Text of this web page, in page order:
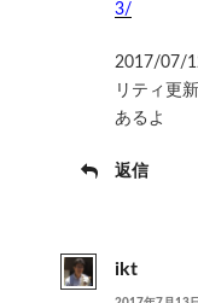
3/
2017/07/
リティ更
あるよ
返信
ikt